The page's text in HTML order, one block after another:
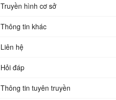
Truyền hình cơ sở
Thông tin khác
Liên hệ
Hỏi đáp
Thông tin tuyên truyền